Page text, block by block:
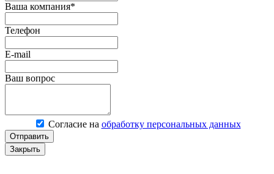
Ваша компания*
Телефон
E-mail
Ваш вопрос
Согласие на обработку персональных данных
Отправить
Закрыть